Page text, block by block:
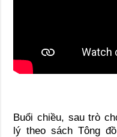
Buổi chiều, sau trò
lý theo sách Tông